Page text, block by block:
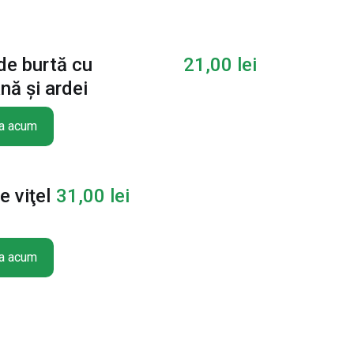
burtă cu
şi ardei
21,00 lei
acum
viţel 31,00 lei
acum